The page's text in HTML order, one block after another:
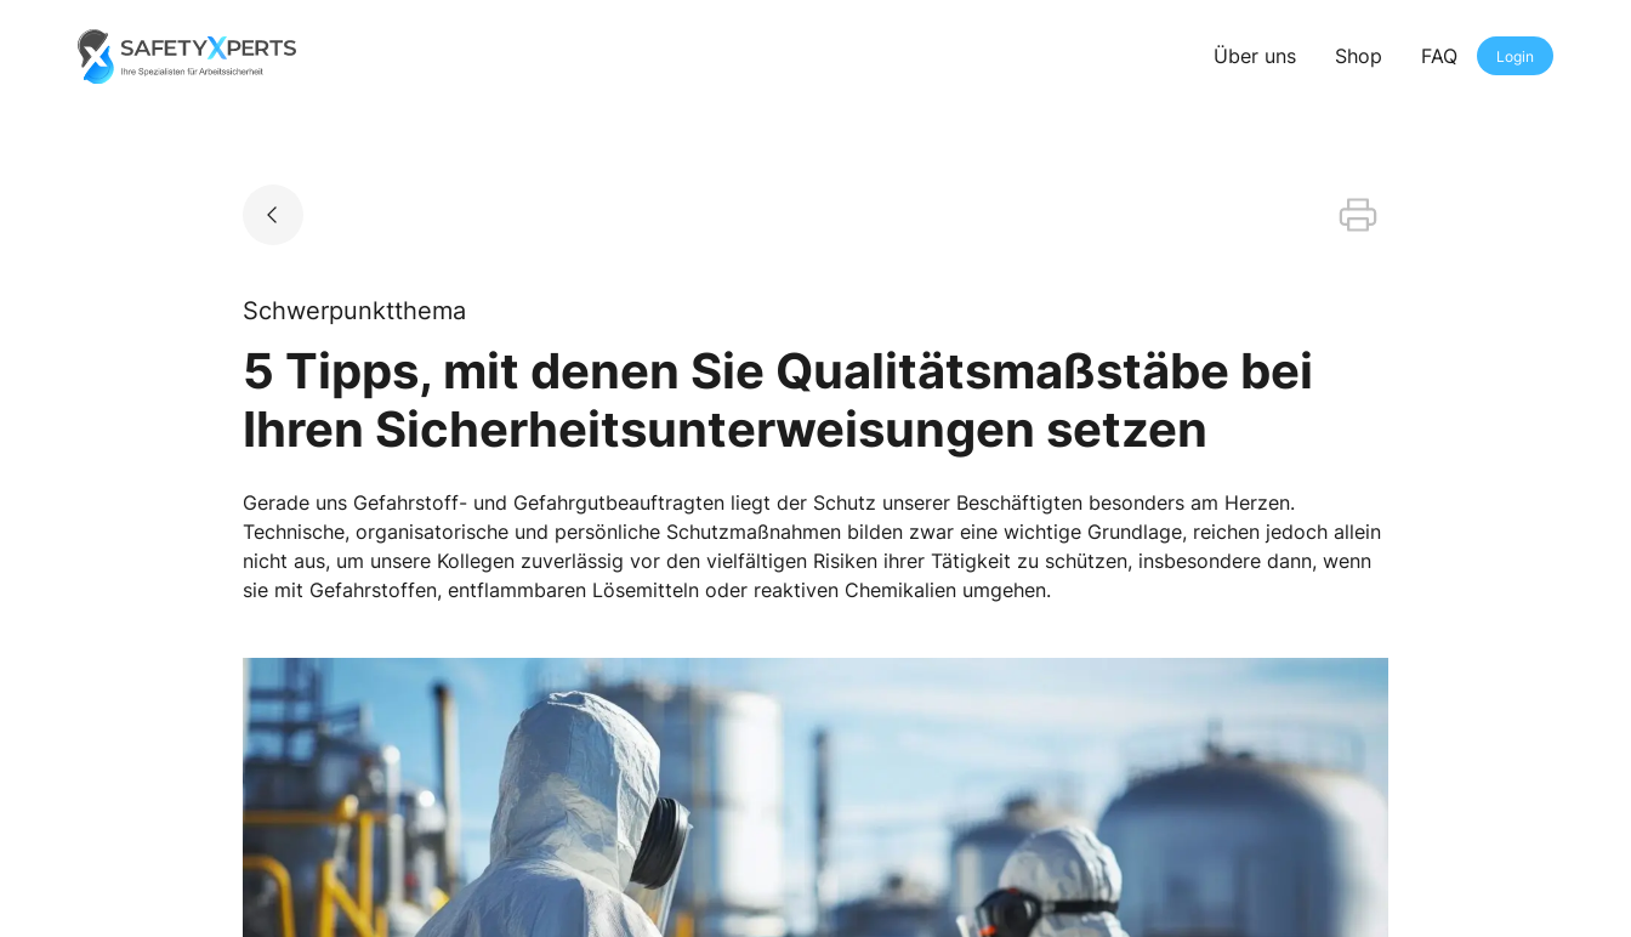
Go to landing page.
Über uns Shop FAQ Login
Schwerpunktthema
5 Tipps, mit denen Sie Qualitätsmaßstäbe bei
Ihren Sicherheitsunterweisungen setzen
Gerade uns Gefahrstoff- und Gefahrgutbeauftragten liegt der Schutz unserer Beschäftigten besonders am Herzen.
Technische, organisatorische und persönliche Schutzmaßnahmen bilden zwar eine wichtige Grundlage, reichen jedoch allein
nicht aus, um unsere Kollegen zuverlässig vor den vielfältigen Risiken ihrer Tätigkeit zu schützen, insbesondere dann, wenn
sie mit Gefahrstoffen, entflammbaren Lösemitteln oder reaktiven Chemikalien umgehen.